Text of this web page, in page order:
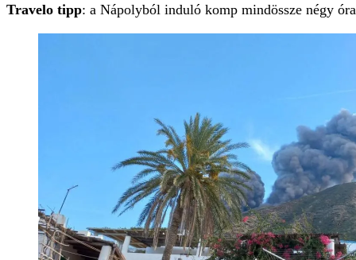
Travelo tipp: a Nápolyból induló komp mindössze négy